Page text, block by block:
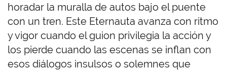
horadar la muralla de autos bajo el puente
con un tren. Este Eternauta avanza con ritmo
y vigor cuando el guion privilegia la acción y
los pierde cuando las escenas se inflan con
esos diálogos insulsos o solemnes que